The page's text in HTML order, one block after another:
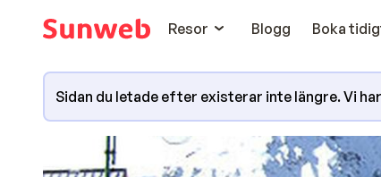
Resor
Blogg Boka
Sidan du letade efter existerar inte längre. Vi